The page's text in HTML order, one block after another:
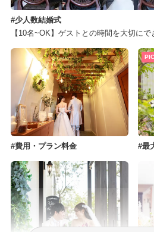
少人数結婚式
【10名~OK】ゲストとの時間を大切に
費用・プラン料金 最